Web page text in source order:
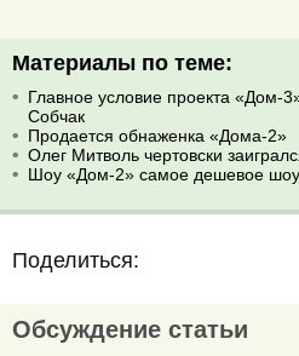
Материалы по теме:
Главное условие проекта «Дом-
Собчак
Продается обнаженка «Дома-2»
Олег Митволь чертовски
Шоу «Дом-2» самое дешевое
Поделиться:
Обсуждение статьи